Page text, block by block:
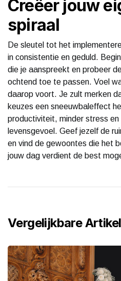
Creëer jouw
spiraal
De sleutel tot het
in consistentie en geduld.
die je aanspreekt en probeer
ochtend toe te passen. Voel
daarop voort. Je zult merken
keuzes een sneeuwbaleffect
productiviteit, minder stress
levensgevoel. Geef jezelf de
en vind de gewoontes die het
jouw dag verdient de best
Vergelijkbare